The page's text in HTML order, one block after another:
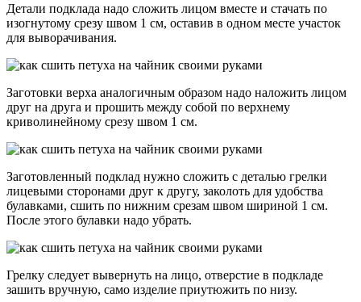
Детали подклада надо сложить лицом вместе и стачать по
изогнутому срезу швом 1 см, оставив в одном месте участок
для выворачивания.
Заготовки верха аналогичным образом надо наложить лицом
друг на друга и прошить между собой по верхнему
криволинейному срезу швом 1 см.
Заготовленный подклад нужно сложить с деталью грелки
лицевыми сторонами друг к другу, заколоть для удобства
булавками, сшить по нижним срезам швом шириной 1 см.
После этого булавки надо убрать.
Грелку следует вывернуть на лицо, отверстие в подкладе
зашить вручную, само изделие приутюжить по низу.